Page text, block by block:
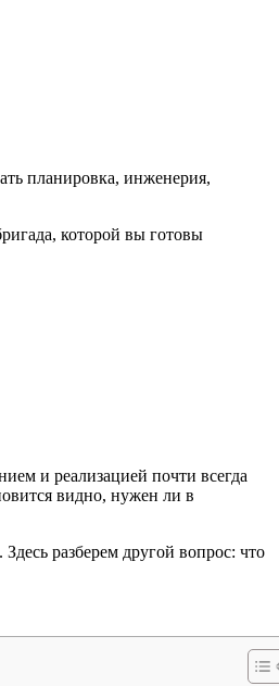
планировка, инженерия,
которой вы готовы
и реализацией почти всегда
видно, нужен ли в
разберем другой вопрос: что